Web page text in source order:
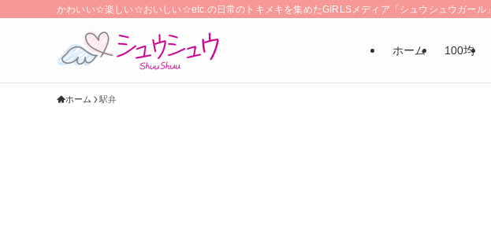
かわいい☆楽しい☆おいしい☆etc.の日常のトキメキを集めたGIRLSメディア「シュウシュウガール」
ホーム 100均
ホーム 駅弁